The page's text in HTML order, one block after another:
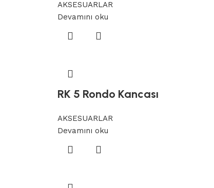
AKSESUARLAR
Devamını oku
RK 5 Rondo Kancası
AKSESUARLAR
Devamını oku